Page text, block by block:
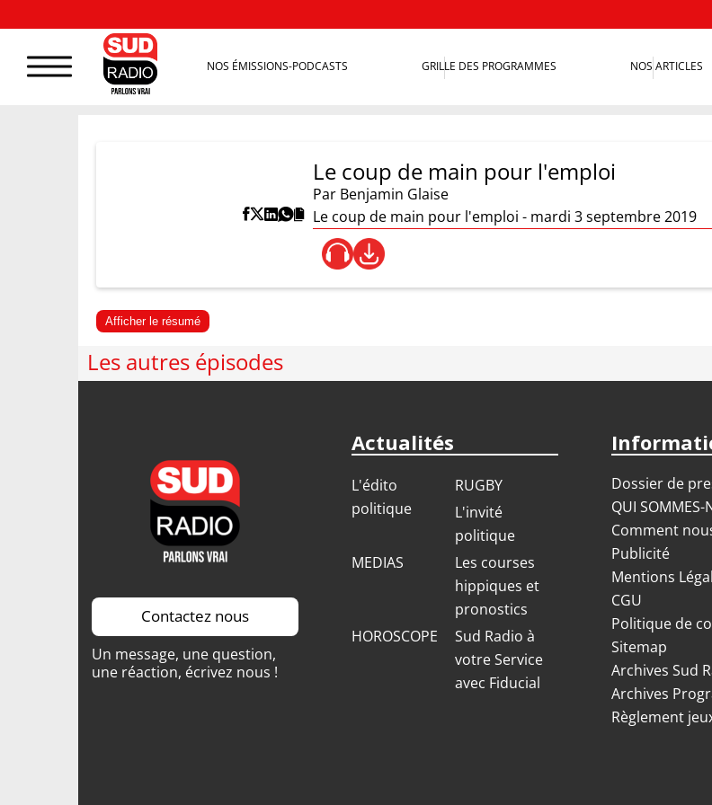
NOS ÉMISSIONS-PODCASTS GRILLE DES PROGRAMMES NOS ARTICLES
Le coup de main pour l'emploi
Par Benjamin Glaise
Le coup de main pour l'emploi - mardi 3 septembre 2019
Afficher le résumé
Les autres épisodes
Contactez nous
Un message, une question,
une réaction, écrivez nous !
Actualités
L'édito
politique
RUGBY
L'invité
politique
MEDIAS
Les courses
hippiques et
pronostics
HOROSCOPE
Sud Radio à
votre Service
avec Fiducial
Dossier de
QUI SOMMES-
Comment
Publicité
Mentions
CGU
Politique de
Sitemap
Archives Sud
Archives
Règlement